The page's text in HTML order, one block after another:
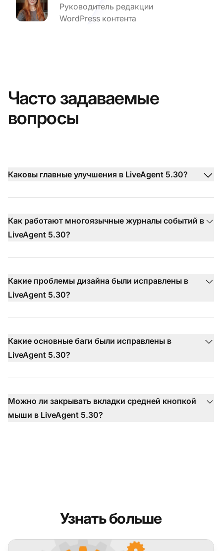
Руководитель редакции
WordPress контента
Часто задаваемые
вопросы
Каковы главные улучшения в LiveAgent 5.30?
Как работают многоязычные журналы событий в
LiveAgent 5.30?
Какие проблемы дизайна были исправлены в
LiveAgent 5.30?
Какие основные баги были исправлены в
LiveAgent 5.30?
Можно ли закрывать вкладки средней кнопкой
мыши в LiveAgent 5.30?
Узнать больше
LiveAgent 5.33 – Важные улучшения интерфейса и